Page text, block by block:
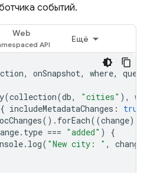
событий.
Web
Ещё
, onSnapshot, where, query
(collection(db, "cities" ), where
{ includeMetadataChanges : true
(). forEach((change)
. type === "added" )
{
. log( "New city: " , change